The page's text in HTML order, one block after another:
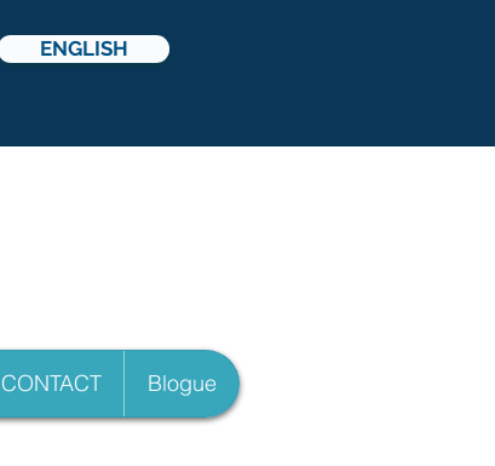
ENGLISH
CONTACT Blogue